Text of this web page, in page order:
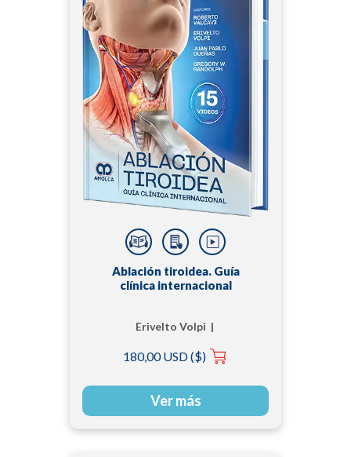
Ablación tiroidea. Guía
clínica internacional
Erivelto Volpi |
Juan Pablo Dueñas |
180,00 USD ($)
Ver más